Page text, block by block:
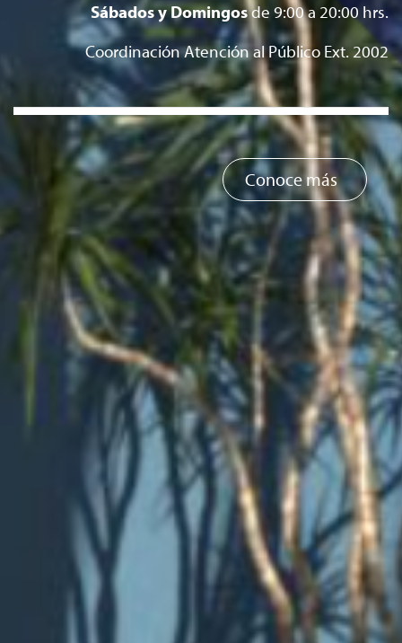
Sábados y Domingosde 9:00 a 20:00 hrs.
Coordinación Atención al Público Ext. 2002
Conoce más